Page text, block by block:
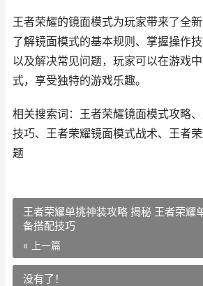
王者荣耀的镜面模式为玩家带来了全
了解镜面模式的基本规则、掌握操作
以及解决常见问题，玩家可以在游戏
式，享受独特的游戏乐趣。
相关搜索词：王者荣耀镜面模式攻略
技巧、王者荣耀镜面模式战术、王者
题
王者荣耀单挑神装攻略 揭秘 王者荣耀
备搭配技巧
« 上一篇
没有了！